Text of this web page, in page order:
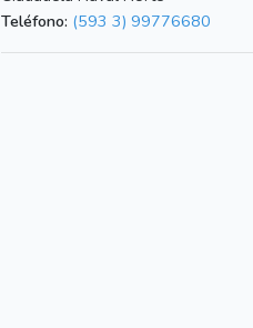
Teléfono: (593 3) 99776680